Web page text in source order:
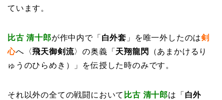
ています。
比古 清十郎が作中内で「 白外套 」を唯一外したのは剣
心へ〈飛天御剣流〉の奥義「 天翔龍閃
（あまかけるり
ゅうのひらめき）」を伝授した時のみです。
それ以外の全ての戦闘において 比古 清十郎は「 白外